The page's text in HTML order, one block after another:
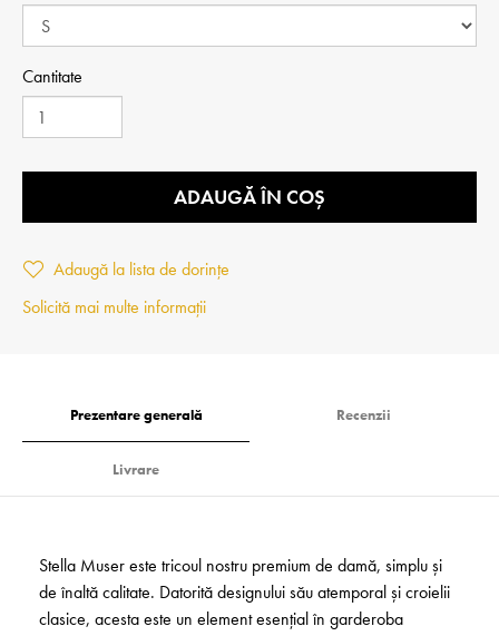
Cantitate
ADAUGĂ ÎN COȘ
Adaugă la lista de dorințe
Solicită mai multe informații
Prezentare generală Recenzii
Livrare
Stella Muser este tricoul nostru premium de damă, simplu și
de înaltă calitate. Datorită designului său atemporal și croielii
clasice, acesta este un element esențial în garderoba